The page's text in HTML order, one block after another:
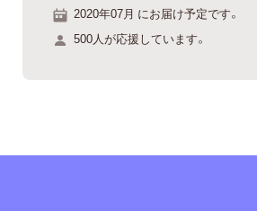
2020年07月 にお届け予定です。
500人が応援しています。